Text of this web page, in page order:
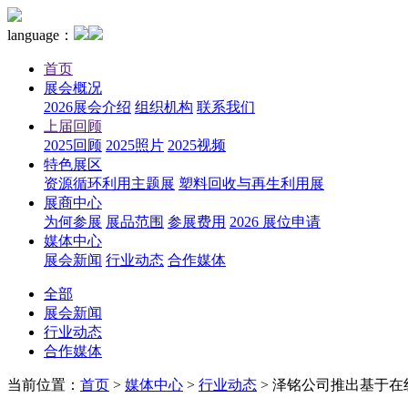
language：
首页
展会概况
2026展会介绍 组织机构 联系我们
上届回顾
2025回顾 2025照片 2025视频
特色展区
资源循环利用主题展 塑料回收与再生利用展
展商中心
为何参展 展品范围 参展费用 2026 展位申请
媒体中心
展会新闻 行业动态 合作媒体
全部
展会新闻
行业动态
合作媒体
当前位置： 首页 > 媒体中心 > 行业动态 > 泽铭公司推出基于在